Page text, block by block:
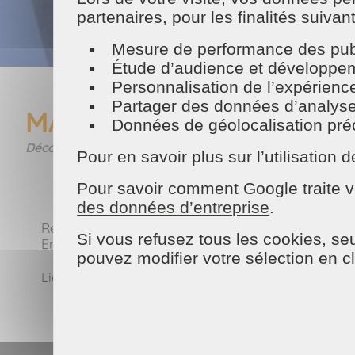
MAISON ET SERVICES
Découvrez les astuces d'une experte ménagère.
Retrouvez
En vidéo : nos astuces pour nettoyer à la
Lien:
partenaires, pour les finalités
Mesure de performance des
Étude d’audience et
Personnalisation de
Partager des données
Données de géolocalisation
Pour en savoir plus sur l’utilisation
Pour savoir comment Google traite
des données d’entreprise.
Si vous refusez tous les cookies,
pouvez modifier votre sélection en